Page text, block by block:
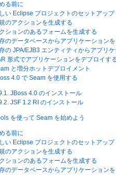
る前に
い Eclipse プロジェクトのセットアップ
のアクションを生成する
ションのあるフォームを生成する
のデータベースからアプリケーション
の JPA/EJB3 エンティティからアプリ
形式でアプリケーションをデプロイす
と増分ホットデプロイメント
4.0 で Seam を使用する
JBoss 4.0 のインストール
JSF 1.2 RI のインストール
を使って Seam を始めよう
る前に
い Eclipse プロジェクトのセットアップ
のアクションを生成する
ションのあるフォームを生成する
のデータベースからアプリケーション